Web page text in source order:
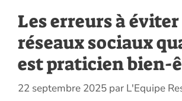
Les erreurs à
réseaux sociaux
est praticien bien-
22 septembre 2025 par L'Equipe